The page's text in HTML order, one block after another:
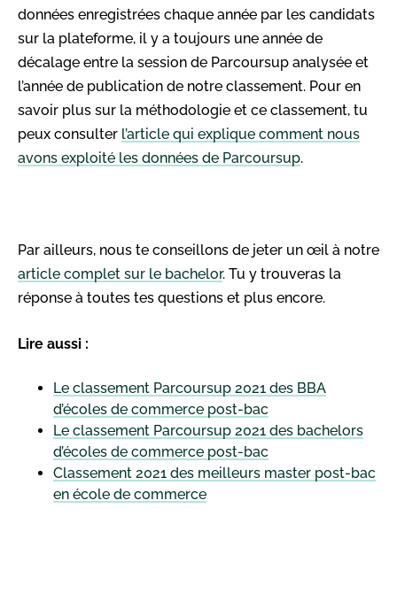
données enregistrées chaque année par les candidats
sur la plateforme, il y a toujours une année de
décalage entre la session de Parcoursup analysée et
l’année de publication de notre classement. Pour en
savoir plus sur la méthodologie et ce classement, tu
peux consulter l’article qui explique comment nous
avons exploité les données de Parcoursup.
Par ailleurs, nous te conseillons de jeter un œil à notre
article complet sur le bachelor. Tu y trouveras la
réponse à toutes tes questions et plus encore.
Lire aussi :
Le classement Parcoursup 2021 des BBA
d’écoles de commerce post-bac
Le classement Parcoursup 2021 des bachelors
d’écoles de commerce post-bac
Classement 2021 des meilleurs master post-bac
en école de commerce